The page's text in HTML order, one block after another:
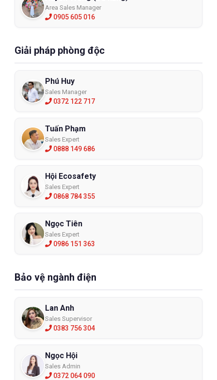
Area Sales Manager
0905 605 016
Giải pháp phòng độc
Phú Huy
Sales Manager
0372 122 717
Tuấn Phạm
Sales Expert
0888 149 686
Hội Ecosafety
Sales Expert
0868 784 355
Ngọc Tiên
Sales Expert
0986 151 363
Bảo vệ ngành điện
Lan Anh
Sales Supervisor
0383 756 304
Ngọc Hội
Sales Admin
0372 064 090